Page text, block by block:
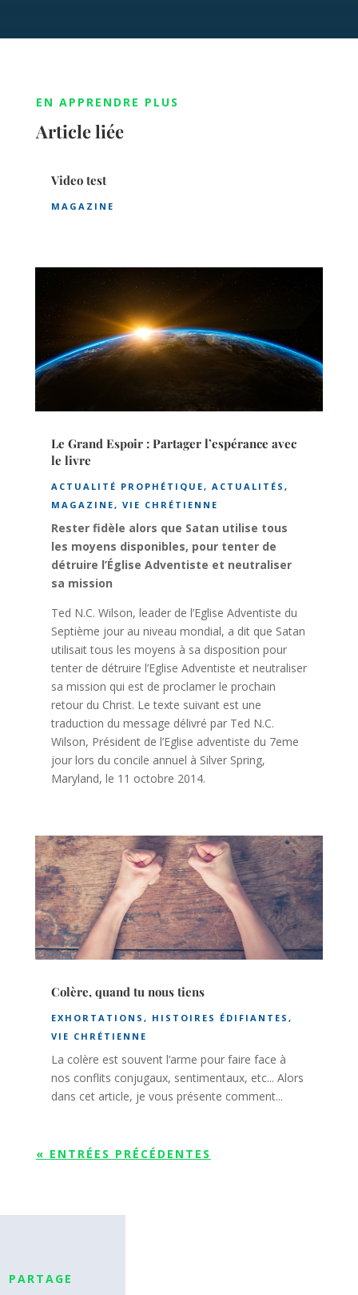
EN APPRENDRE PLUS
Article liée
Video test
MAGAZINE
Le Grand Espoir : Partager l’espérance avec
le livre
ACTUALITÉ PROPHÉTIQUE, ACTUALITÉS ,
MAGAZINE, VIE CHRÉTIENNE
Rester fidèle alors que Satan utilise tous
les moyens disponibles, pour tenter de
détruire l’Église Adventiste et neutraliser
sa mission
Ted N.C. Wilson, leader de l’Eglise Adventiste du
Septième jour au niveau mondial, a dit que Satan
utilisait tous les moyens à sa disposition pour
tenter de détruire l’Eglise Adventiste et neutraliser
sa mission qui est de proclamer le prochain
retour du Christ. Le texte suivant est une
traduction du message délivré par Ted N.C.
Wilson, Président de l’Eglise adventiste du 7eme
jour lors du concile annuel à Silver Spring,
Maryland, le 11 octobre 2014.
Colère, quand tu nous tiens
EXHORTATIONS , HISTOIRES ÉDIFIANTES ,
VIE CHRÉTIENNE
La colère est souvent l’arme pour faire face à
nos conflits conjugaux, sentimentaux, etc... Alors
dans cet article, je vous présente comment...
« ENTRÉES PRÉCÉDENTES
PARTAGE